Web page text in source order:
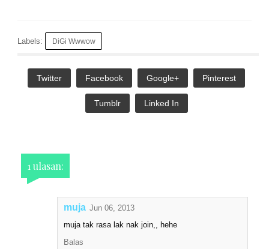
Labels: DiGi Wwwow
Twitter Facebook Google+ Pinterest
Tumblr Linked In
1 ulasan:
muja Jun 06, 2013
muja tak rasa lak nak join,, hehe
Balas